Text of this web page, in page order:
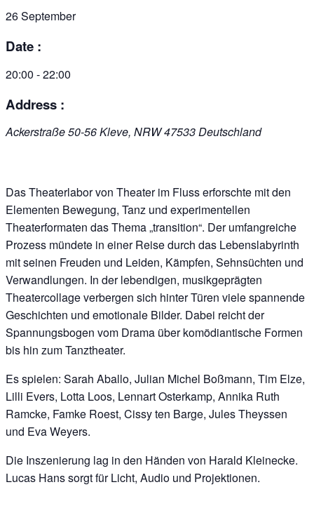
26 September
Date :
20:00 - 22:00
Address :
Ackerstraße 50-56Kleve, NRW47533Deutschland
Das Theaterlabor von Theater im Fluss erforschte mit den
Elementen Bewegung, Tanz und experimentellen
Theaterformaten das Thema „transition“. Der umfangreiche
Prozess mündete in einer Reise durch das Lebenslabyrinth
mit seinen Freuden und Leiden, Kämpfen, Sehnsüchten und
Verwandlungen. In der lebendigen, musikgeprägten
Theatercollage verbergen sich hinter Türen viele spannende
Geschichten und emotionale Bilder. Dabei reicht der
Spannungsbogen vom Drama über komödiantische Formen
bis hin zum Tanztheater.
Es spielen: Sarah Aballo, Julian Michel Boßmann, Tim Elze,
Lilli Evers, Lotta Loos, Lennart Osterkamp, Annika Ruth
Ramcke, Famke Roest, Cissy ten Barge, Jules Theyssen
und Eva Weyers.
Die Inszenierung lag in den Händen von Harald Kleinecke.
Lucas Hans sorgt für Licht, Audio und Projektionen.